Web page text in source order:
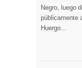
Negro, luego
públicamente
Huergo...